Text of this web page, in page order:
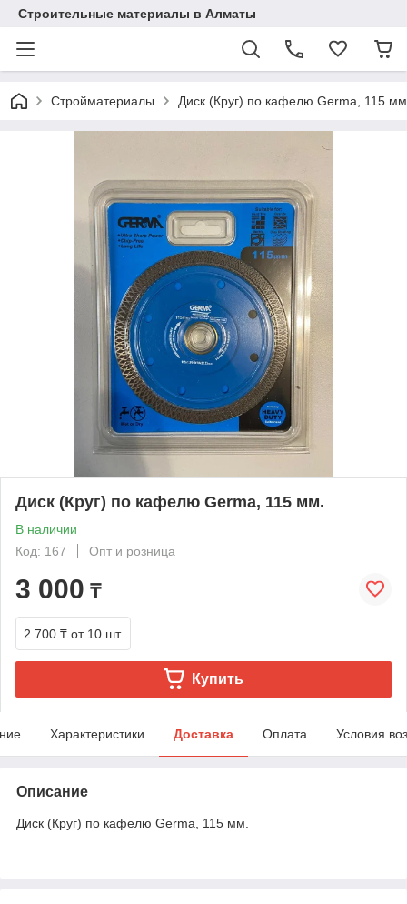
Строительные материалы в Алматы
Стройматериалы Диск (Круг) по кафелю Germa, 115
Диск (Круг) по кафелю Germa, 115 мм.
В наличии
Код: 167
Опт и розница
3 000 ₸
2 700 ₸ от 10 шт.
Купить
Характеристики Доставка Оплата Условия
Описание
Диск (Круг) по кафелю Germa, 115 мм.